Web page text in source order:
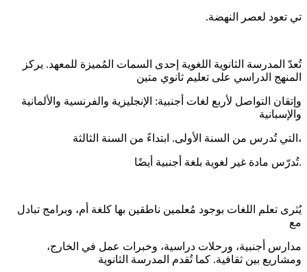
تي تعود لعصر النهضة.
تُعدّ المدرسة الثانوية اللغوية إحدى السمات المُميزة للمعهد. يركز
المنهج الدراسي على تعليم ثانوي متين
وإتقان التواصل لأربع لغات أجنبية: الإنجليزية والفرنسية والألمانية
والإسبانية
التي تُدرس من السنة الأولى. ابتداءً من السنة الثالثة،
تُدرّس مادة غير لغوية بلغة أجنبية أيضًا.
يُثرى تعلم اللغات بوجود مُعلمين ناطقين بها كلغة أم، وبرامج تبادل
مع
مدارس أجنبية، ورحلات دراسية، وخبرات عمل في الخارج،
ومشاريع بين ثقافية. كما تُقدم المدرسة الثانوية